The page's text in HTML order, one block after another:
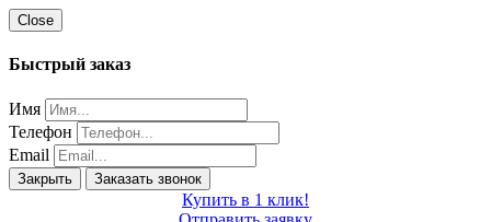
Close
Быстрый заказ
Имя
Телефон
Email
Закрыть Заказать звонок
Купить в 1 клик!